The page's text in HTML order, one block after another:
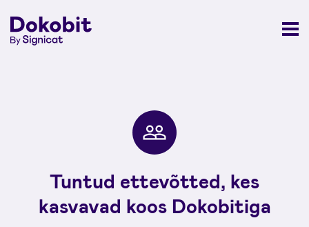
Tuntud ettevõtted, kes
kasvavad koos Dokobitiga